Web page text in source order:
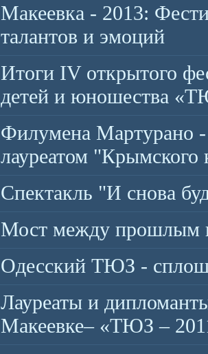
Макеевка - 2013:
талантов и эмоций
Итоги IV открытого
детей и юношества
Филумена Мартурано
лауреатом "Крымского
Спектакль "И снова
Мост между прошлым
Одесский ТЮЗ -
Лауреаты и
Макеевке– «ТЮЗ –